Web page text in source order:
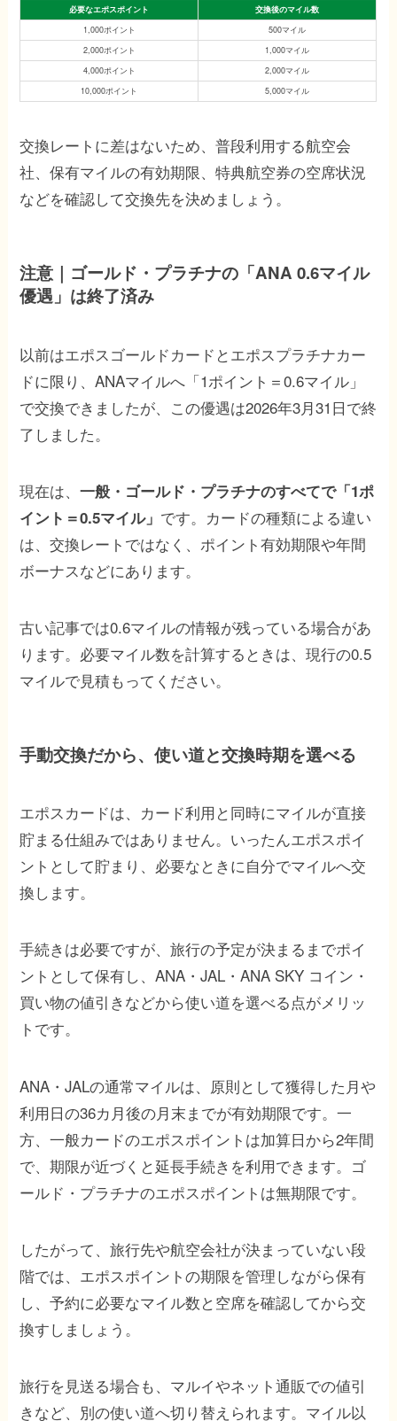
必要なエポスポイント
交換後のマイル数
1,000ポイント
500マイル
2,000ポイント
1,000マイル
4,000ポイント
2,000マイル
10,000ポイント
5,000マイル
交換レートに差はないため、普段利用する航空会
社、保有マイルの有効期限、特典航空券の空席状況
などを確認して交換先を決めましょう。
注意｜ゴールド・プラチナの「ANA 0.6マイル
優遇」は終了済み
以前はエポスゴールドカードとエポスプラチナカー
ドに限り、ANAマイルへ「1ポイント＝0.6マイル」
で交換できましたが、この優遇は2026年3月31日で終
了しました。
現在は、一般・ゴールド・プラチナのすべてで「1ポ
イント＝0.5マイル」 です。カードの種類による違い
は、交換レートではなく、ポイント有効期限や年間
ボーナスなどにあります。
古い記事では0.6マイルの情報が残っている場合があ
ります。必要マイル数を計算するときは、現行の0.5
マイルで見積もってください。
手動交換だから、使い道と交換時期を選べる
エポスカードは、カード利用と同時にマイルが直接
貯まる仕組みではありません。いったんエポスポイ
ントとして貯まり、必要なときに自分でマイルへ交
換します。
手続きは必要ですが、旅行の予定が決まるまでポイ
ントとして保有し、ANA・JAL・ANA SKY コイン・
買い物の値引きなどから使い道を選べる点がメリッ
トです。
ANA・JALの通常マイルは、原則として獲得した月や
利用日の36カ月後の月末までが有効期限です。一
方、一般カードのエポスポイントは加算日から2年間
で、期限が近づくと延長手続きを利用できます。ゴ
ールド・プラチナのエポスポイントは無期限です。
したがって、旅行先や航空会社が決まっていない段
階では、エポスポイントの期限を管理しながら保有
し、予約に必要なマイル数と空席を確認してから交
換すしましょう。
旅行を見送る場合も、マルイやネット通販での値引
きなど、別の使い道へ切り替えられます。マイル以